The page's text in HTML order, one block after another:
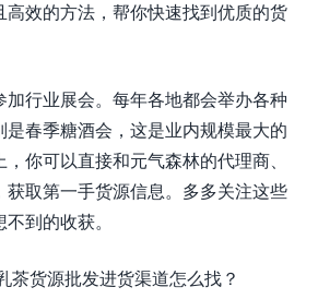
高效的方法，帮你快速找到优质的货
加行业展会。每年各地都会举办各种
春季糖酒会，这是业内规模最大的
你可以直接和元气森林的代理商、
取第一手货源信息。多多关注这些
到的收获。